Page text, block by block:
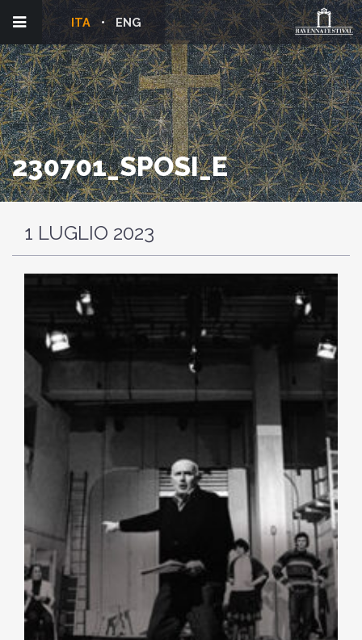
ENG
ITA
230701_SPOSI_E
1 LUGLIO 2023